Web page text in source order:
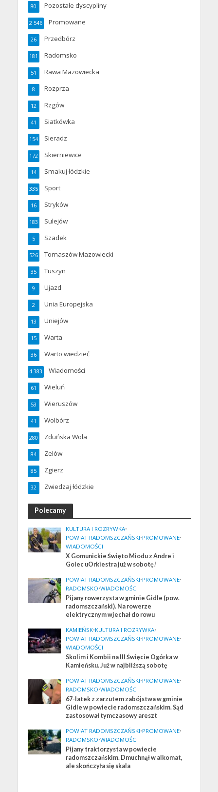
Pozostałe dyscypliny
80
Promowane
2 546
Przedbórz
26
Radomsko
181
Rawa Mazowiecka
51
Rozprza
8
Rzgów
12
Siatkówka
41
Sieradz
154
Skierniewice
172
Smakuj łódzkie
14
Sport
335
Stryków
16
Sulejów
183
Szadek
5
Tomaszów Mazowiecki
526
Tuszyn
35
Ujazd
9
Unia Europejska
2
Uniejów
13
Warta
15
Warto wiedzieć
36
Wiadomości
4 383
Wieluń
61
Wieruszów
53
Wolbórz
41
Zduńska Wola
280
Zelów
84
Zgierz
85
Zwiedzaj łódzkie
32
Polecamy
KULTURA I ROZRYWKA•
POWIAT RADOMSZCZAŃSKI•PROMOWANE•
WIADOMOŚCI
X Gomunickie Święto Miodu z Andre i
Golec uOrkiestra już w sobotę!
POWIAT RADOMSZCZAŃSKI•PROMOWANE•
RADOMSKO•WIADOMOŚCI
Pijany rowerzysta w gminie Gidle (pow.
radomszczański). Na rowerze
elektrycznym wjechał do rowu
KAMIEŃSK•KULTURA I ROZRYWKA•
POWIAT RADOMSZCZAŃSKI•PROMOWANE•
WIADOMOŚCI
Skolim i Kombii na III Święcie Ogórka w
Kamieńsku. Już w najbliższą sobotę
POWIAT RADOMSZCZAŃSKI•PROMOWANE•
RADOMSKO•WIADOMOŚCI
67-latek z zarzutem zabójstwa w gminie
Gidle w powiecie radomszczańskim. Sąd
zastosował tymczasowy areszt
POWIAT RADOMSZCZAŃSKI•PROMOWANE•
RADOMSKO•WIADOMOŚCI
Pijany traktorzysta w powiecie
radomszczańskim. Dmuchnął w alkomat,
ale skończyła się skala